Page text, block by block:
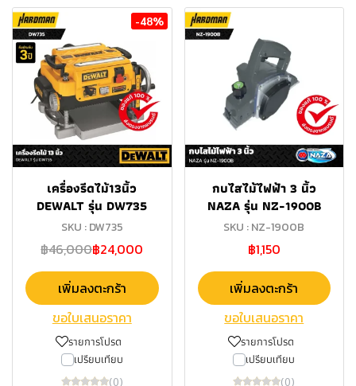
-48%
เครื่องรีดไม้13นิ้ว
DEWALT รุ่น DW735
SKU : DW735
฿46,000฿24,000
เพิ่มลงตะกร้า
ขอใบเสนอราคา
รายการโปรด
เปรียบเทียบ
(0)
กบไสไม้ไฟฟ้า 3 นิ้ว
NAZA รุ่น NZ-1900B
SKU : NZ-1900B
฿1,150
เพิ่มลงตะกร้า
ขอใบเสนอราคา
รายการโปรด
เปรียบเทียบ
(0)